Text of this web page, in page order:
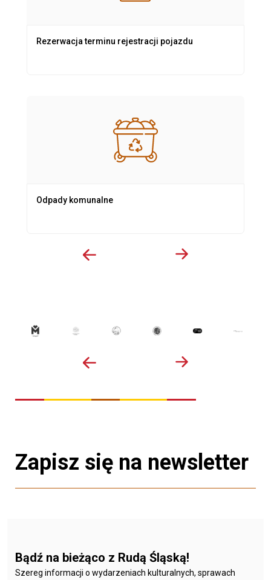
Rezerwacja terminu rejestracji pojazdu
Odpady komunalne
Zapisz się na newsletter
Bądź na bieżąco z Rudą Śląską!
Szereg informacji o wydarzeniach kulturalnych, sprawach